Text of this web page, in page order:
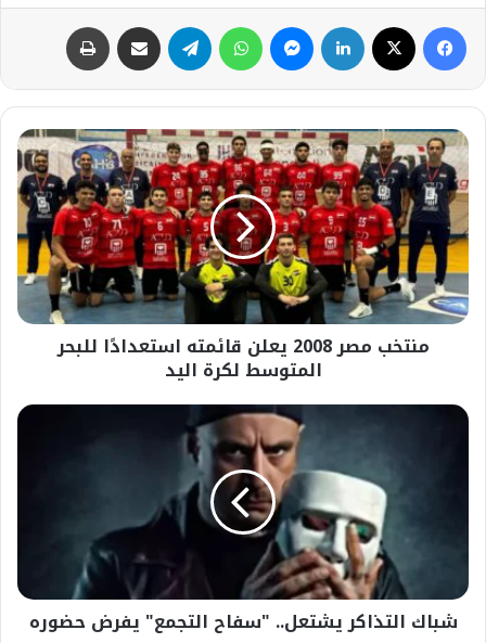
فيسبوك لينكدإن ماسنجر واتساب تيلقرام مشاركة عبر البريد
منتخب
مصر
2008
يعلن
قائمته
استعدادًا
للبحر
المتوسط
لكرة
منتخب مصر 2008 يعلن قائمته استعدادًا للبحر
المتوسط لكرة اليد
شباك
شباك التذاكر يشتعل.. "سفاح التجمع" يفرض حضوره